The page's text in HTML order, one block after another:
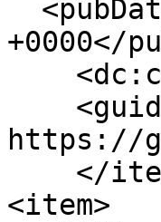
+0000</
https://
<item>